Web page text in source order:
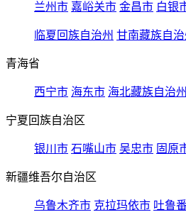
兰州市 嘉峪关市 金昌市 白银
临夏回族自治州 甘南藏族自治
青海省
西宁市 海东市 海北藏族自治州
宁夏回族自治区
银川市 石嘴山市 吴忠市 固原
新疆维吾尔自治区
乌鲁木齐市 克拉玛依市 吐鲁